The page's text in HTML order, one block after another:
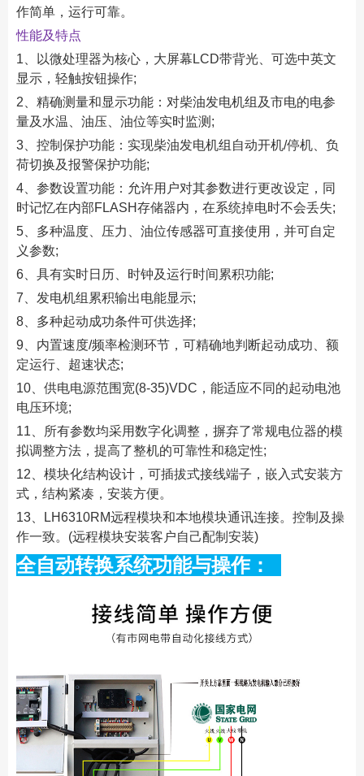
作简单，运行可靠。
性能及特点
1、以微处理器为核心，大屏幕LCD带背光、可选中英文
显示，轻触按钮操作;
2、精确测量和显示功能：对柴油发电机组及市电的电参
量及水温、油压、油位等实时监测;
3、控制保护功能：实现柴油发电机组自动开机/停机、负
荷切换及报警保护功能;
4、参数设置功能：允许用户对其参数进行更改设定，同
时记忆在内部FLASH存储器内，在系统掉电时不会丢失;
5、多种温度、压力、油位传感器可直接使用，并可自定
义参数;
6、具有实时日历、时钟及运行时间累积功能;
7、发电机组累积输出电能显示;
8、多种起动成功条件可供选择;
9、内置速度/频率检测环节，可精确地判断起动成功、额
定运行、超速状态;
10、供电电源范围宽(8-35)VDC，能适应不同的起动电池
电压环境;
11、所有参数均采用数字化调整，摒弃了常规电位器的模
拟调整方法，提高了整机的可靠性和稳定性;
12、模块化结构设计，可插拔式接线端子，嵌入式安装方
式，结构紧凑，安装方便。
13、LH6310RM远程模块和本地模块通讯连接。控制及操
作一致。(远程模块安装客户自己配制安装)
全自动转换系统功能与操作：